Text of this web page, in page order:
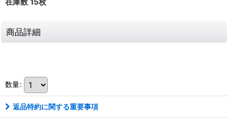
商品詳細
数量:
返品特約に関する重要事項